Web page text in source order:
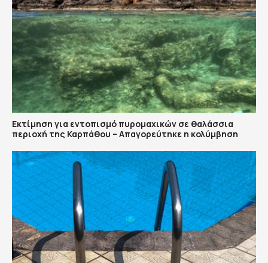
Εκτίμηση για εντοπισμό πυρομαχικών σε θαλάσσια
περιοχή της Καρπάθου – Απαγορεύτηκε η κολύμβηση